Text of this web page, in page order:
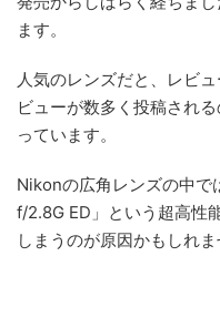
ます。
人気のレンズだと、レビ
ビューが数多く投稿され
っています。
Nikonの広角レンズの中
f/2.8G ED」という超高性
しまうのが原因かもしれま